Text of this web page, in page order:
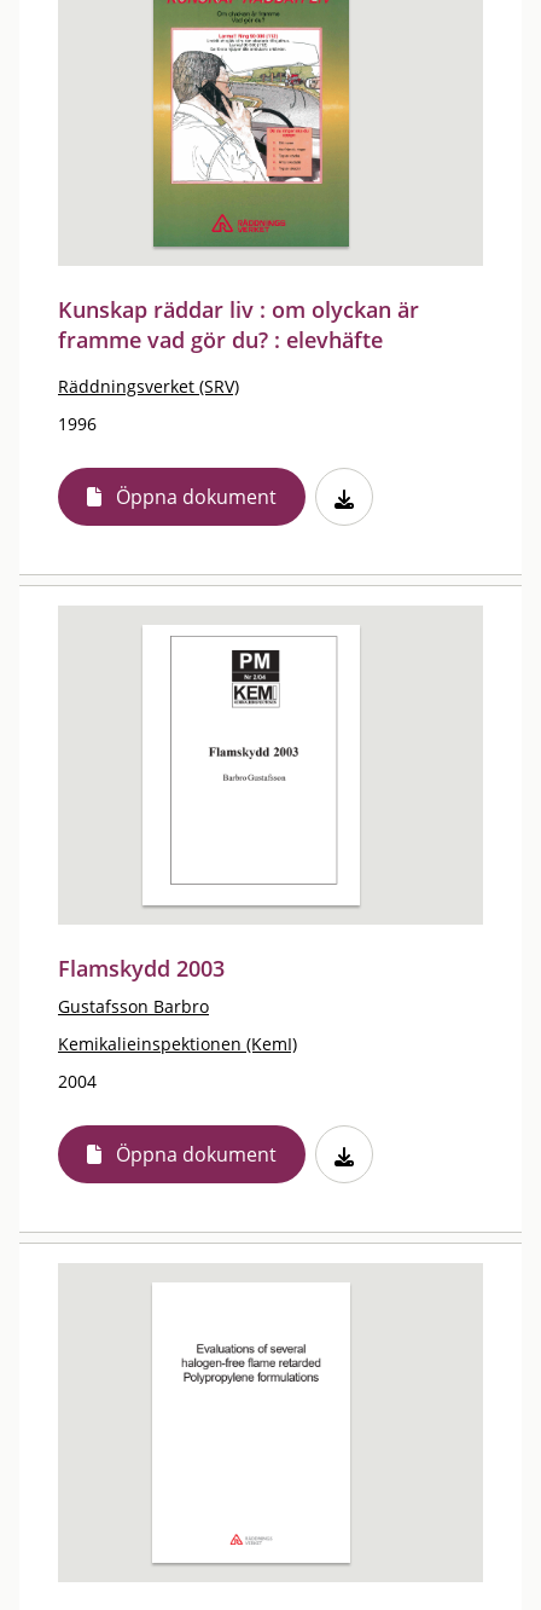
Kunskap räddar liv : om olyckan är
framme vad gör du? : elevhäfte
Räddningsverket (SRV)
1996
Öppna dokument
Flamskydd 2003
Gustafsson Barbro
Kemikalieinspektionen (KemI)
2004
Öppna dokument